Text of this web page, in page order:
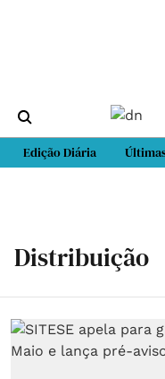
Edição Diária
Distribuição